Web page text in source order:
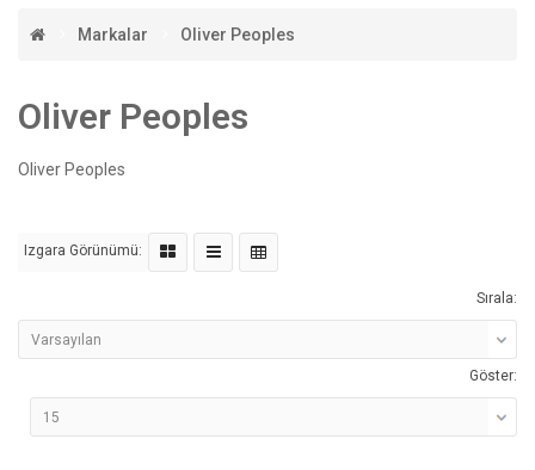
Markalar Oliver Peoples
Oliver Peoples
Oliver Peoples
Izgara Görünümü:
Sırala:
Göster: